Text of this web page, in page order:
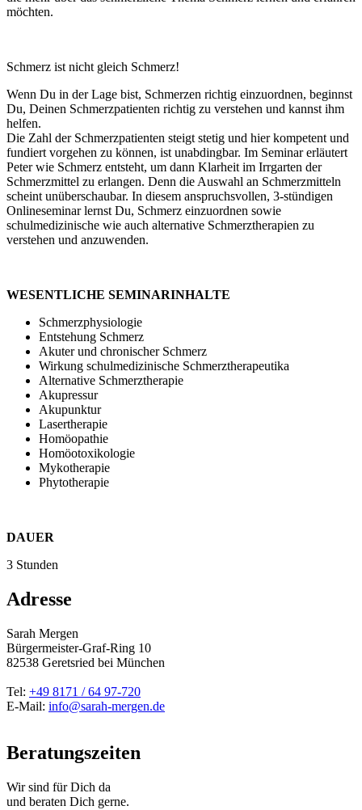
möchten.
Schmerz ist nicht gleich Schmerz!
Wenn Du in der Lage bist, Schmerzen richtig einzuordnen, beginnst
Du, Deinen Schmerzpatienten richtig zu verstehen und kannst ihm
helfen.
Die Zahl der Schmerzpatienten steigt stetig und hier kompetent und
fundiert vorgehen zu können, ist unabdingbar. Im Seminar erläutert
Peter wie Schmerz entsteht, um dann Klarheit im Irrgarten der
Schmerzmittel zu erlangen. Denn die Auswahl an Schmerzmitteln
scheint unüberschaubar. In diesem anspruchsvollen, 3-stündigen
Onlineseminar lernst Du, Schmerz einzuordnen sowie
schulmedizinische wie auch alternative Schmerztherapien zu
verstehen und anzuwenden.
WESENTLICHE SEMINARINHALTE
Schmerzphysiologie
Entstehung Schmerz
Akuter und chronischer Schmerz
Wirkung schulmedizinische Schmerztherapeutika
Alternative Schmerztherapie
Akupressur
Akupunktur
Lasertherapie
Homöopathie
Homöotoxikologie
Mykotherapie
Phytotherapie
DAUER
3 Stunden
Adresse
Sarah Mergen
Bürgermeister-Graf-Ring 10
82538 Geretsried bei München
Tel: +49 8171 / 64 97-720
E-Mail: info@sarah-mergen.de
Beratungszeiten
Wir sind für Dich da
und beraten Dich gerne.